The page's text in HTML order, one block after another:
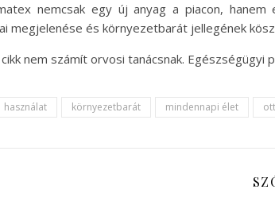
nemcsak egy új anyag a piacon,
megjelenése és környezetbarát jellegének
nem számít orvosi tanácsnak.
használat környezetbarát mindennapi élet